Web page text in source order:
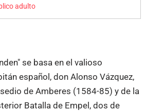
adulto
se basa en el valioso
español, don Alonso Vázquez,
de Amberes (1584-85) y de la
Batalla de Empel, dos de